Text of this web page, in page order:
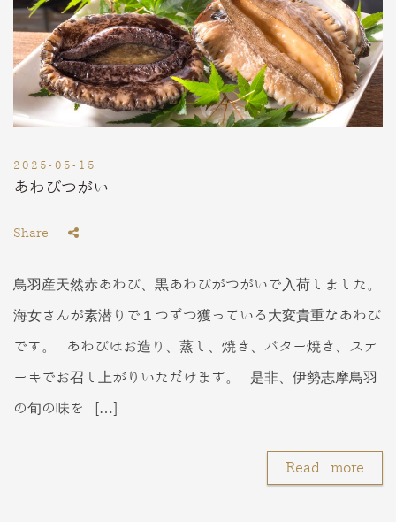
2025-05-15
あわびつがい
Share
鳥羽産天然赤あわび、黒あわびがつがいで入荷しました。
海女さんが素潜りで１つずつ獲っている大変貴重なあわび
です。 あわびはお造り、蒸し、焼き、バター焼き、ステ
ーキでお召し上がりいただけます。 是非、伊勢志摩鳥羽
の旬の味を […]
Read more